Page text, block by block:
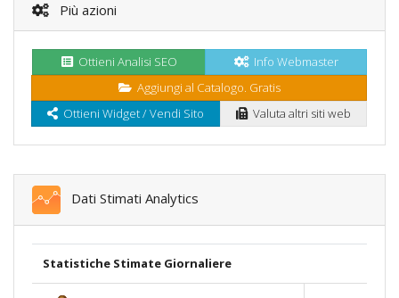
Più azioni
Ottieni Analisi SEO
Info Webmaster
Aggiungi al Catalogo. Gratis
Ottieni Widget / Vendi Sito
Valuta altri siti web
Dati Stimati Analytics
Statistiche Stimate Giornaliere